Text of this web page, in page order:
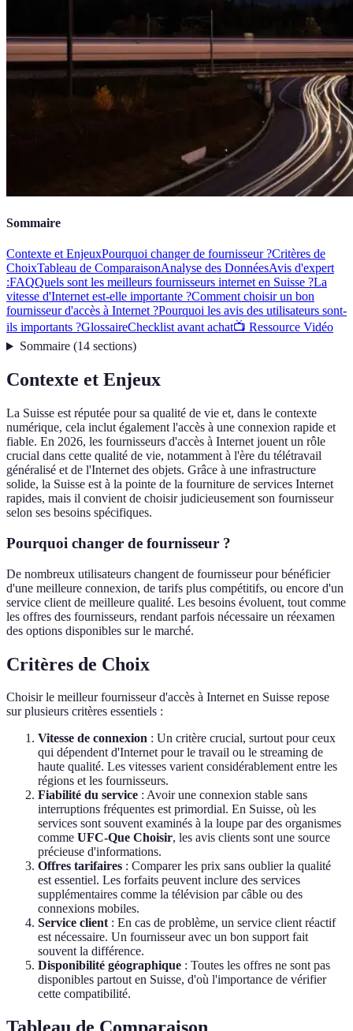
Sommaire
Contexte et EnjeuxPourquoi changer de fournisseur ?Critères de
ChoixTableau de ComparaisonAnalyse des DonnéesAvis d'expert
:FAQQuels sont les meilleurs fournisseurs internet en Suisse ?La
vitesse d'Internet est-elle importante ?Comment choisir un bon
fournisseur d'accès à Internet ?Pourquoi les avis des utilisateurs sont-
ils importants ?GlossaireChecklist avant achat📺 Ressource Vidéo
Sommaire(14 sections)
Contexte et Enjeux
La Suisse est réputée pour sa qualité de vie et, dans le contexte
numérique, cela inclut également l'accès à une connexion rapide et
fiable. En 2026, les fournisseurs d'accès à Internet jouent un rôle
crucial dans cette qualité de vie, notamment à l'ère du télétravail
généralisé et de l'Internet des objets. Grâce à une infrastructure
solide, la Suisse est à la pointe de la fourniture de services Internet
rapides, mais il convient de choisir judicieusement son fournisseur
selon ses besoins spécifiques.
Pourquoi changer de fournisseur ?
De nombreux utilisateurs changent de fournisseur pour bénéficier
d'une meilleure connexion, de tarifs plus compétitifs, ou encore d'un
service client de meilleure qualité. Les besoins évoluent, tout comme
les offres des fournisseurs, rendant parfois nécessaire un réexamen
des options disponibles sur le marché.
Critères de Choix
Choisir le meilleur fournisseur d'accès à Internet en Suisse repose
sur plusieurs critères essentiels :
Vitesse de connexion : Un critère crucial, surtout pour ceux
qui dépendent d'Internet pour le travail ou le streaming de
haute qualité. Les vitesses varient considérablement entre les
régions et les fournisseurs.
Fiabilité du service : Avoir une connexion stable sans
interruptions fréquentes est primordial. En Suisse, où les
services sont souvent examinés à la loupe par des organismes
comme UFC-Que Choisir, les avis clients sont une source
précieuse d'informations.
Offres tarifaires : Comparer les prix sans oublier la qualité
est essentiel. Les forfaits peuvent inclure des services
supplémentaires comme la télévision par câble ou des
connexions mobiles.
Service client: En cas de problème, un service client réactif
est nécessaire. Un fournisseur avec un bon support fait
souvent la différence.
Disponibilité géographique : Toutes les offres ne sont pas
disponibles partout en Suisse, d'où l'importance de vérifier
cette compatibilité.